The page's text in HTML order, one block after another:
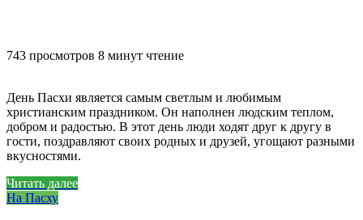
743 просмотров 8 минут чтение
День Пасхи является самым светлым и любимым
христианским праздником. Он наполнен людским теплом,
добром и радостью. В этот день люди ходят друг к другу в
гости, поздравляют своих родных и друзей, угощают разными
вкусностями.
Читать далее
На Пасху